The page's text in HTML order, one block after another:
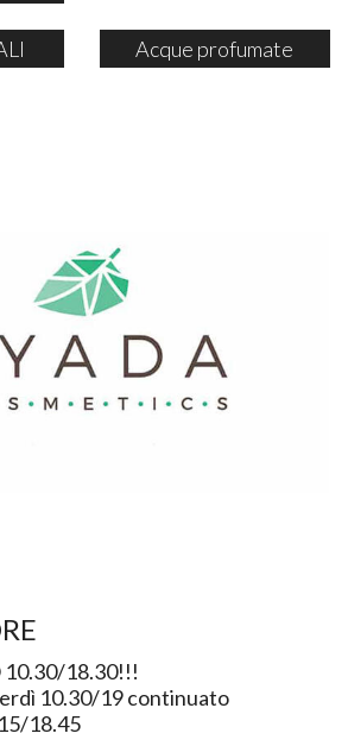
Acque profumate
10.30/18.30!!!
10.30/19 continuato
18.45